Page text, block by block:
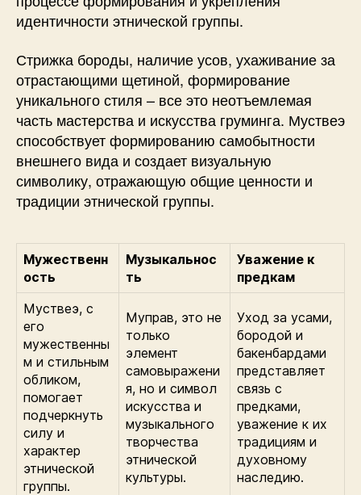
идентичности этнической группы.
Стрижка бороды, наличие усов, ухаживание за
отрастающими щетиной, формирование
уникального стиля – все это неотъемлемая
часть мастерства и искусства груминга. Муствеэ
способствует формированию самобытности
внешнего вида и создает визуальную
символику, отражающую общие ценности и
традиции этнической группы.
Мужественн
ость
Музыкальнос
ть
Уважение к
предкам
Муствеэ, с
его
мужественны
м и стильным
обликом,
помогает
подчеркнуть
силу и
характер
этнической
группы.
Муправ, это не
только
элемент
самовыражени
я, но и символ
искусства и
музыкального
творчества
этнической
культуры.
Уход за усами,
бородой и
бакенбардами
представляет
связь с
предками,
уважение к их
традициям и
духовному
наследию.